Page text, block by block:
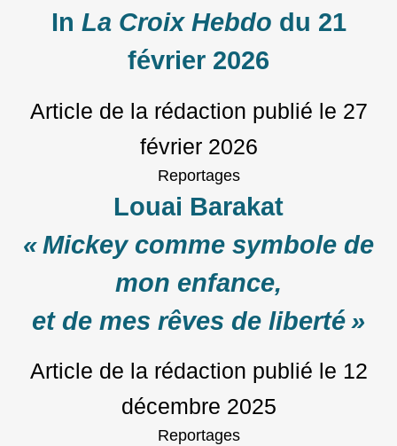
In La Croix Hebdo du 21
février 2026
Article de la rédaction publié le 27
février 2026
Reportages
Louai Barakat
« Mickey comme symbole de
mon enfance,
et de mes rêves de liberté »
Article de la rédaction publié le 12
décembre 2025
Reportages